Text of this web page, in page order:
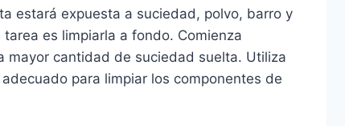
estará expuesta a suciedad, polvo, barro y
es limpiarla a fondo. Comienza
mayor cantidad de suciedad suelta. Utiliza
para limpiar los componentes de